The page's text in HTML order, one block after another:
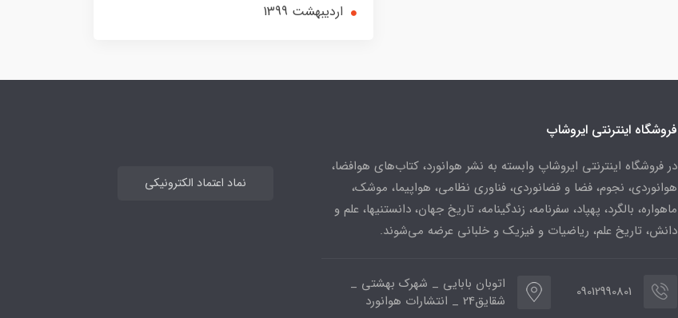
ارديبهشت 1399
فروشگاه اینترنتی ایروشاپ
در فروشگاه اینترنتی ایروشاپ وابسته به نشر هوانورد، کتاب‌های هوافضا،
هوانوردی، نجوم، فضا و فضانوردی، فناوری نظامی، هواپیما، موشک،
ماهواره، بالگرد، پهپاد، سفرنامه، زندگینامه، تاریخ جهان، دانستنیها، علم و
دانش، تاریخ علم، ریاضیات و فیزیک و خلبانی عرضه می‌شوند.
09012990801
اتوبان بابایی _ شهرک بهشتی _
شقایق24 _ انتشارات هوانورد
نماد اعتماد الکترونیکی